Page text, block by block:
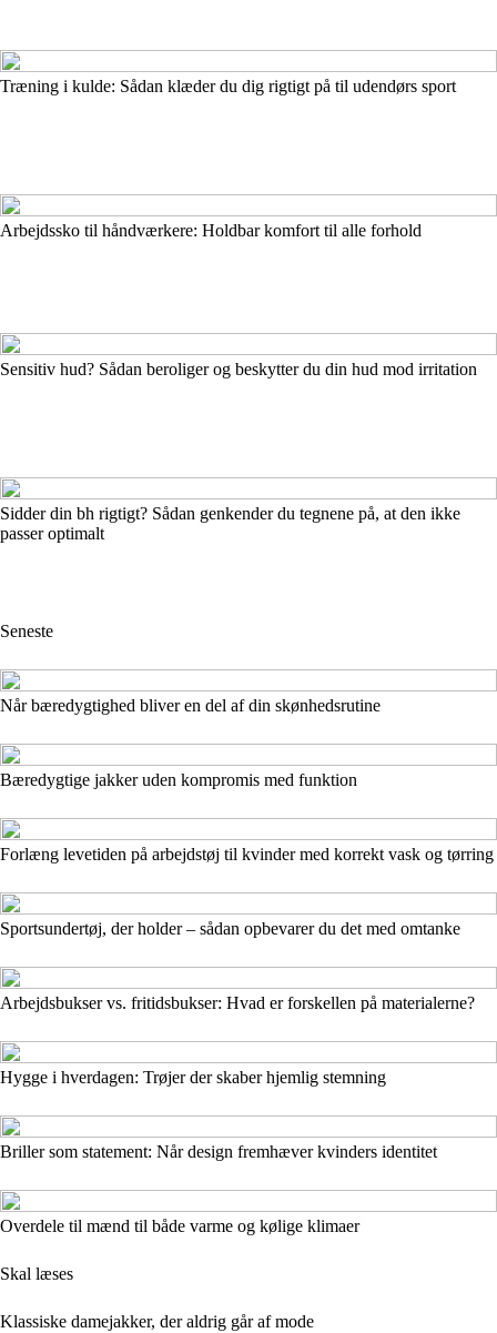
Træning i kulde: Sådan klæder du dig rigtigt på til udendørs sport
Arbejdssko til håndværkere: Holdbar komfort til alle forhold
Sensitiv hud? Sådan beroliger og beskytter du din hud mod irritation
Sidder din bh rigtigt? Sådan genkender du tegnene på, at den ikke
passer optimalt
Seneste
Når bæredygtighed bliver en del af din skønhedsrutine
Bæredygtige jakker uden kompromis med funktion
Forlæng levetiden på arbejdstøj til kvinder med korrekt vask og tørring
Sportsundertøj, der holder – sådan opbevarer du det med omtanke
Arbejdsbukser vs. fritidsbukser: Hvad er forskellen på materialerne?
Hygge i hverdagen: Trøjer der skaber hjemlig stemning
Briller som statement: Når design fremhæver kvinders identitet
Overdele til mænd til både varme og kølige klimaer
Skal læses
Klassiske damejakker, der aldrig går af mode